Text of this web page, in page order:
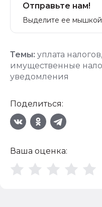
Отправьте нам!
Выделите ее
Темы: уплата налогов,
имущественные
уведомления
Поделиться:
Ваша оценка: